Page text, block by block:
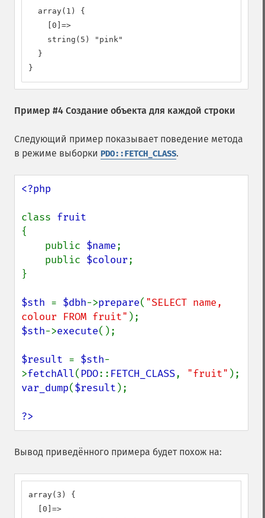
  array(1) {
    [0]=>
    string(5) "pink"
  }
}
Пример #4 Создание объекта для каждой строки
Следующий пример показывает поведение метода
в режиме выборки PDO::FETCH_CLASS.
<?php
class
{
    public
$name;
    public
$colour;
}
$sth = $dbh->prepare( "SELECT name,
colour FROM fruit"
$sth->execute();
$result = $sth-
>fetchAll( PDO:: FETCH_CLASS, "fruit"
var_dump($result );
?>
Вывод приведённого примера будет похож на:
array(3) {
  [0]=>